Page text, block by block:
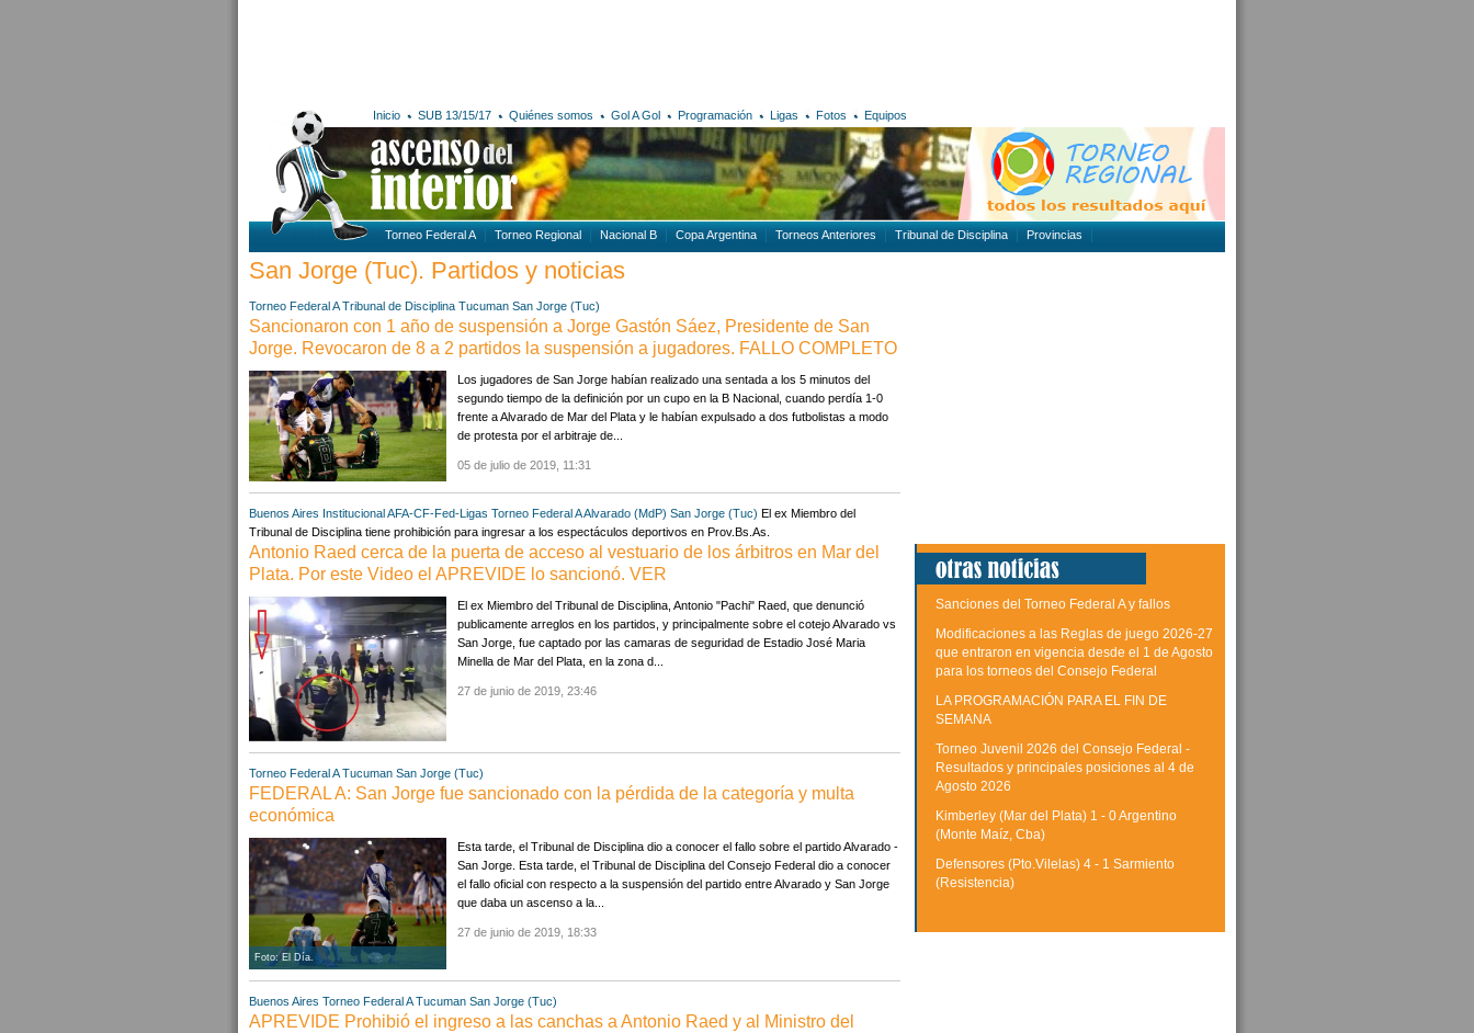
Inicio SUB 13/15/17 Quiénes somos Gol A Gol Programación Ligas Fotos Equipos
Torneo Federal A Torneo Regional Nacional B Copa Argentina Torneos Anteriores Tribunal de Disciplina Provincias
San Jorge (Tuc). Partidos y noticias
Torneo Federal A Tribunal de Disciplina Tucuman San Jorge (Tuc)
Sancionaron con 1 año de suspensión a Jorge Gastón Sáez, Presidente de San
Jorge. Revocaron de 8 a 2 partidos la suspensión a jugadores. FALLO COMPLETO
Los jugadores de San Jorge habían realizado una sentada a los 5 minutos del
segundo tiempo de la definición por un cupo en la B Nacional, cuando perdía 1-0
frente a Alvarado de Mar del Plata y le habían expulsado a dos futbolistas a modo
de protesta por el arbitraje de...
05 de julio de 2019, 11:31
Buenos Aires Institucional AFA-CF-Fed-Ligas Torneo Federal AAlvarado (MdP) San Jorge (Tuc) El ex Miembro del
Tribunal de Disciplina tiene prohibición para ingresar a los espectáculos deportivos en Prov.Bs.As.
Antonio Raed cerca de la puerta de acceso al vestuario de los árbitros en Mar del
Plata. Por este Video el APREVIDE lo sancionó. VER
El ex Miembro del Tribunal de Disciplina, Antonio "Pachi" Raed, que denunció
publicamente arreglos en los partidos, y principalmente sobre el cotejo Alvarado vs
San Jorge, fue captado por las camaras de seguridad de Estadio José Maria
Minella de Mar del Plata, en la zona d...
27 de junio de 2019, 23:46
Torneo Federal A Tucuman San Jorge (Tuc)
FEDERAL A: San Jorge fue sancionado con la pérdida de la categoría y multa
económica
Foto: El Día.
Esta tarde, el Tribunal de Disciplina dio a conocer el fallo sobre el partido Alvarado -
San Jorge. Esta tarde, el Tribunal de Disciplina del Consejo Federal dio a conocer
el fallo oficial con respecto a la suspensión del partido entre Alvarado y San Jorge
que daba un ascenso a la...
27 de junio de 2019, 18:33
Buenos Aires Torneo Federal A Tucuman San Jorge (Tuc)
APREVIDE Prohibió el ingreso a las canchas a Antonio Raed y al Ministro del
Sanciones del Torneo Federal A y fallos
Modificaciones a las Reglas de juego 2026-27
que entraron en vigencia desde el 1 de Agosto
para los torneos del Consejo Federal
LA PROGRAMACIÓN PARA EL FIN DE
SEMANA
Torneo Juvenil 2026 del Consejo Federal -
Resultados y principales posiciones al 4 de
Agosto 2026
Kimberley (Mar del Plata) 1 - 0 Argentino
(Monte Maíz, Cba)
Defensores (Pto.Vilelas) 4 - 1 Sarmiento
(Resistencia)